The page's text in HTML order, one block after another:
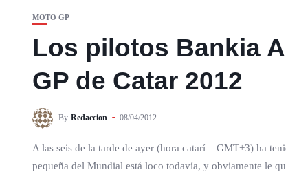
MOTO GP
Los pilotos Bankia
GP de Catar 2012
By Redaccion 08/04/2012
A las seis de la tarde de ayer (hora catarí – GMT+3) ha
pequeña del Mundial está loco todavía, y obviamente le